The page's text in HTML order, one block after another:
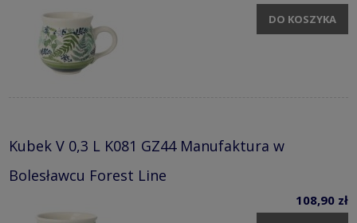
DO KOSZYKA
Kubek V 0,3 L K081 GZ44 Manufaktura w
Bolesławcu Forest Line
108,90 zł